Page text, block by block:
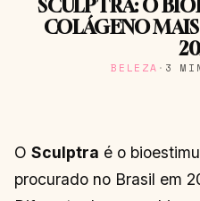
SCULPTRA: O
COLÁGENO
BELEZA · 3
O Sculptra é o
procurado no Brasil em